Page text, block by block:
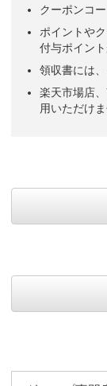
クーポンコ
ポイントや
付与ポイント
領収書には
楽天市場店
用いただけま